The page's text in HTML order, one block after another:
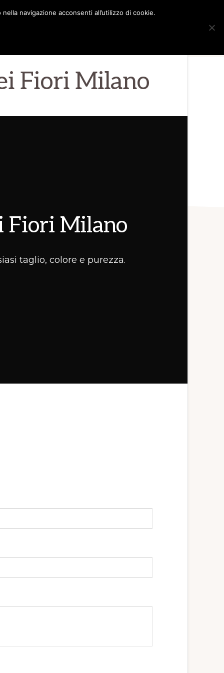
MILANO
Fiori Milano
Fiori Milano
taglio, colore e purezza.
navigazione acconsenti all’utilizzo di cookie.